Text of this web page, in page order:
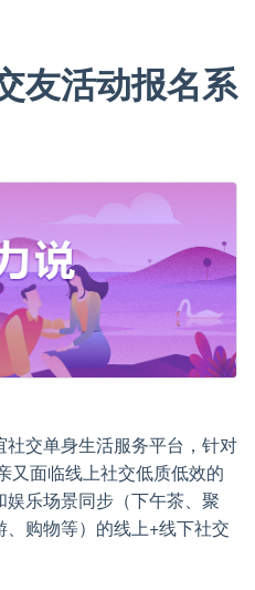
友活动报名系
交单身生活服务平台，针对
又面临线上社交低质低效的
乐场景同步（下午茶、聚
购物等）的线上+线下社交